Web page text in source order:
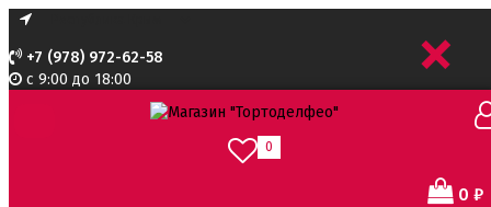
+7 (978) 972-62-58
с 9:00 до 18:00
0
0 ₽
+